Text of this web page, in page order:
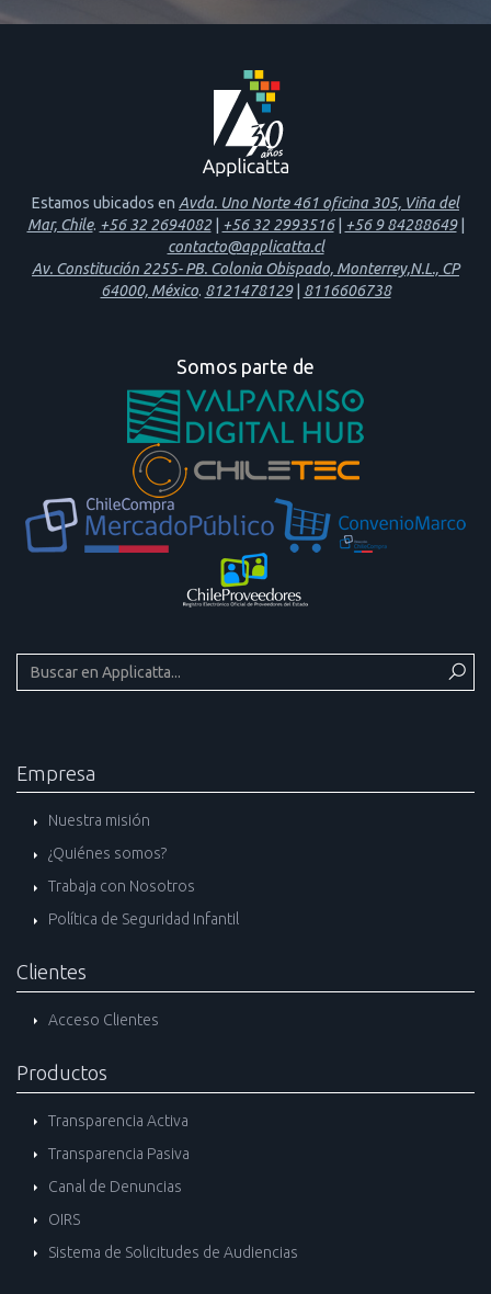
Estamos ubicados en Avda. Uno Norte 461 oficina 305, Viña del
Mar, Chile. +56 32 2694082| +56 32 2993516| +56 9 84288649|
contacto@applicatta.cl
Av. Constitución 2255- PB. Colonia Obispado, Monterrey,N.L., CP
64000, México. 8121478129| 8116606738
Somos parte de
Empresa
Nuestra misión
¿Quiénes somos?
Trabaja con Nosotros
Política de Seguridad Infantil
Clientes
Acceso Clientes
Productos
Transparencia Activa
Transparencia Pasiva
Canal de Denuncias
OIRS
Sistema de Solicitudes de Audiencias